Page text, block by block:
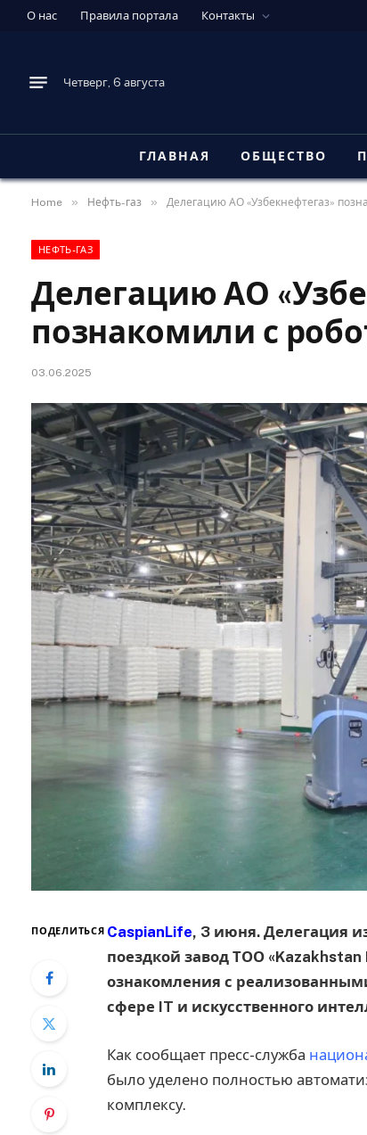
О нас Правила портала Контакты
Четверг, 6 августа
ГЛАВНАЯ ОБЩЕСТВО
Home » Нефть-газ » Делегацию АО «Узбекнефтегаз»
НЕФТЬ-ГАЗ
Делегацию АО
познакомили с
03.06.2025
ПОДЕЛИТЬСЯ CaspianLife, 3 июня. Делегация
поездкой завод ТОО
ознакомления с
сфере IT и искусственного
Как сообщает пресс-служба
было уделено полностью
комплексу.